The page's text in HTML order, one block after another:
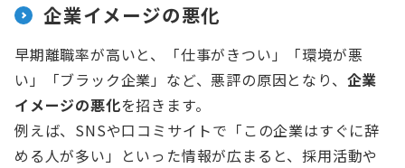
企業イメージの悪化
早期離職率が高いと、「仕事がきつい」「環境が悪
い」「ブラック企業」など、悪評の原因となり、 企業
イメージの悪化を招きます。
例えば、SNSや口コミサイトで「この企業はすぐに辞
める人が多い」といった情報が広まると、採用活動や